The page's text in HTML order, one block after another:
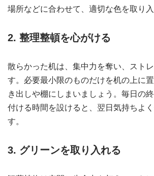
場所などに合わせて、適切な色を取り入
2. 整理整頓を心がける
散らかった机は、集中力を奪い、スト
す。必要最小限のものだけを机の上に置
き出しや棚にしまいましょう。毎日の
付ける時間を設けると、翌日気持ちよ
す。
3. グリーンを取り入れる